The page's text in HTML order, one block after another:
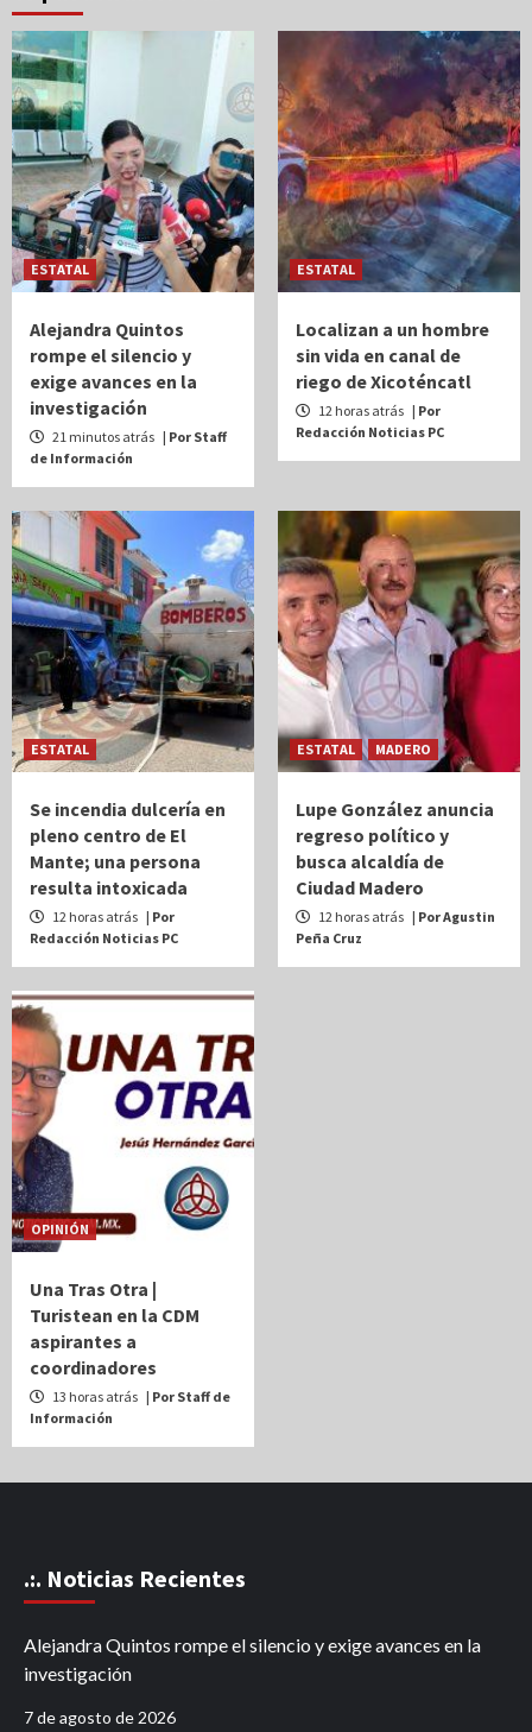
ESTATAL
Alejandra Quintos
rompe el silencio y
exige avances en la
investigación
21 minutos atrás | Por Staff
de Información
ESTATAL
Localizan a un hombre
sin vida en canal de
riego de Xicoténcatl
12 horas atrás | Por
Redacción Noticias PC
ESTATAL
Se incendia dulcería en
pleno centro de El
Mante; una persona
resulta intoxicada
12 horas atrás | Por
Redacción Noticias PC
ESTATAL MADERO
Lupe González anuncia
regreso político y
busca alcaldía de
Ciudad Madero
12 horas atrás | Por Agustin
Peña Cruz
OPINIÓN
Una Tras Otra |
Turistean en la CDM
aspirantes a
coordinadores
13 horas atrás | Por Staff de
Información
.:. Noticias Recientes
Alejandra Quintos rompe el silencio y exige avances en la
investigación
7 de agosto de 2026